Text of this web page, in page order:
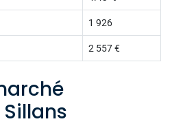
1 926
2 557 €